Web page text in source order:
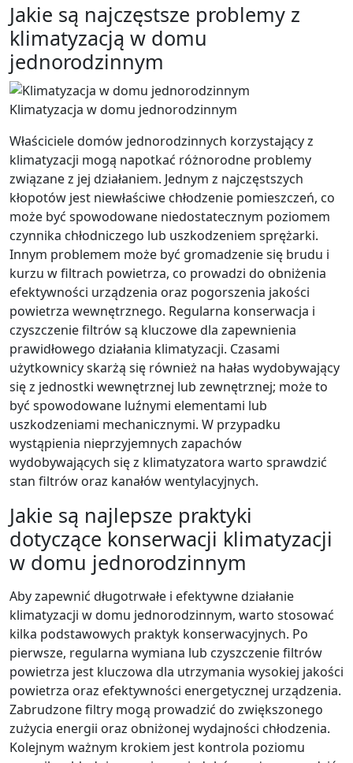
Jakie są najczęstsze problemy z
klimatyzacją w domu
jednorodzinnym
Klimatyzacja w domu jednorodzinnym
Właściciele domów jednorodzinnych korzystający z
klimatyzacji mogą napotkać różnorodne problemy
związane z jej działaniem. Jednym z najczęstszych
kłopotów jest niewłaściwe chłodzenie pomieszczeń, co
może być spowodowane niedostatecznym poziomem
czynnika chłodniczego lub uszkodzeniem sprężarki.
Innym problemem może być gromadzenie się brudu i
kurzu w filtrach powietrza, co prowadzi do obniżenia
efektywności urządzenia oraz pogorszenia jakości
powietrza wewnętrznego. Regularna konserwacja i
czyszczenie filtrów są kluczowe dla zapewnienia
prawidłowego działania klimatyzacji. Czasami
użytkownicy skarżą się również na hałas wydobywający
się z jednostki wewnętrznej lub zewnętrznej; może to
być spowodowane luźnymi elementami lub
uszkodzeniami mechanicznymi. W przypadku
wystąpienia nieprzyjemnych zapachów
wydobywających się z klimatyzatora warto sprawdzić
stan filtrów oraz kanałów wentylacyjnych.
Jakie są najlepsze praktyki
dotyczące konserwacji klimatyzacji
w domu jednorodzinnym
Aby zapewnić długotrwałe i efektywne działanie
klimatyzacji w domu jednorodzinnym, warto stosować
kilka podstawowych praktyk konserwacyjnych. Po
pierwsze, regularna wymiana lub czyszczenie filtrów
powietrza jest kluczowa dla utrzymania wysokiej jakości
powietrza oraz efektywności energetycznej urządzenia.
Zabrudzone filtry mogą prowadzić do zwiększonego
zużycia energii oraz obniżonej wydajności chłodzenia.
Kolejnym ważnym krokiem jest kontrola poziomu